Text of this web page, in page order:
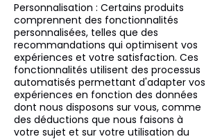
Personnalisation : Certains produits
comprennent des fonctionnalités
personnalisées, telles que des
recommandations qui optimisent vos
expériences et votre satisfaction. Ces
fonctionnalités utilisent des processus
automatisés permettant d'adapter vos
expériences en fonction des données
dont nous disposons sur vous, comme
des déductions que nous faisons à
votre sujet et sur votre utilisation du